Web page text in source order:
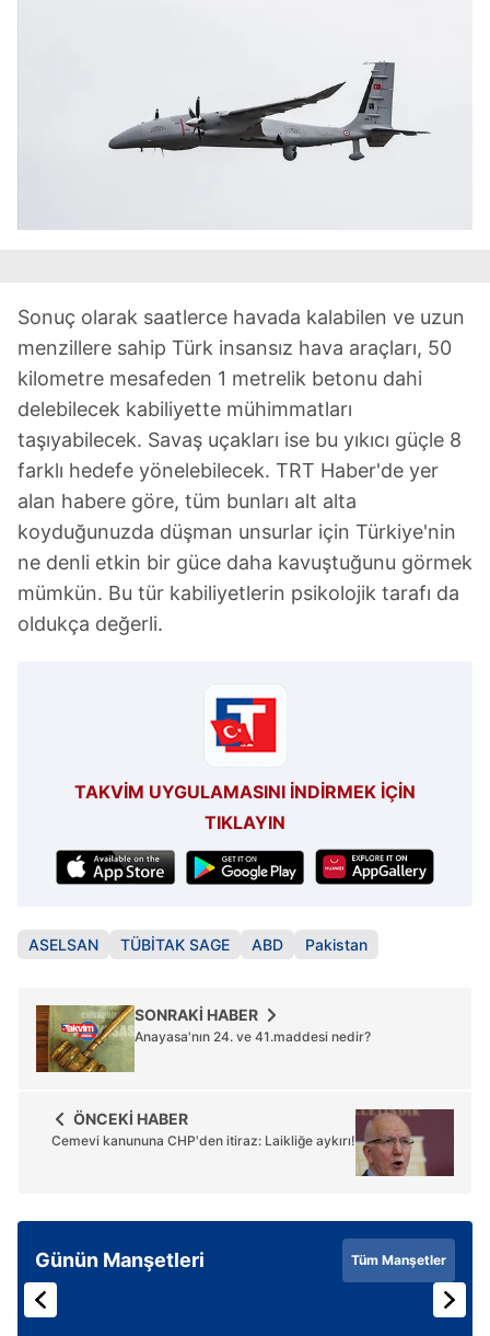
Sonuç olarak saatlerce havada kalabilen ve uzun
menzillere sahip Türk insansız hava araçları, 50
kilometre mesafeden 1 metrelik betonu dahi
delebilecek kabiliyette mühimmatları
taşıyabilecek. Savaş uçakları ise bu yıkıcı güçle 8
farklı hedefe yönelebilecek. TRT Haber'de yer
alan habere göre, tüm bunları alt alta
koyduğunuzda düşman unsurlar için Türkiye'nin
ne denli etkin bir güce daha kavuştuğunu görmek
mümkün. Bu tür kabiliyetlerin psikolojik tarafı da
oldukça değerli.
TAKVİM UYGULAMASINI İNDİRMEK İÇİN
TIKLAYIN
ASELSAN TÜBİTAK SAGE ABD Pakistan
SONRAKİ HABER
Anayasa'nın 24. ve 41.maddesi nedir?
ÖNCEKİ HABER
Cemevi kanununa CHP'den itiraz: Laikliğe aykırı!
Günün Manşetleri Tüm Manşetler